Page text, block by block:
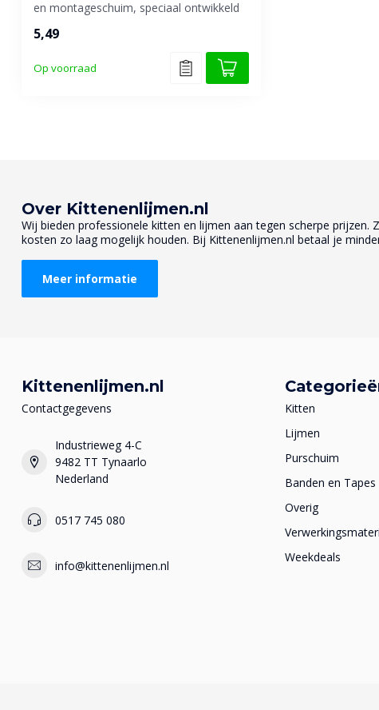
en montageschuim, speciaal ontwikkeld
5,49
Op voorraad
Over Kittenenlijmen.nl
Wij bieden professionele kitten en lijmen aan tegen scherpe prijzen.
kosten zo laag mogelijk houden. Bij Kittenenlijmen.nl betaal je
Meer informatie
Kittenenlijmen.nl
Contactgegevens
Industrieweg 4-C
9482 TT Tynaarlo
Nederland
0517 745 080
info@kittenenlijmen.nl
Kitten
Lijmen
Purschuim
Banden en Tapes
Overig
Weekdeals